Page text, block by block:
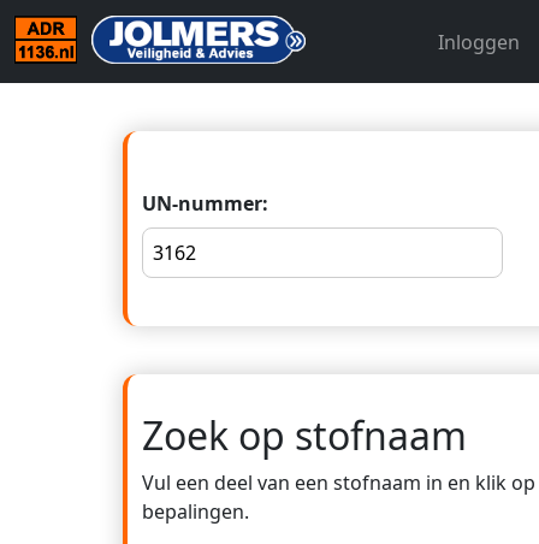
Inloggen
UN-nummer:
Zoek op stofnaam
Vul een deel van een stofnaam in en klik
bepalingen.